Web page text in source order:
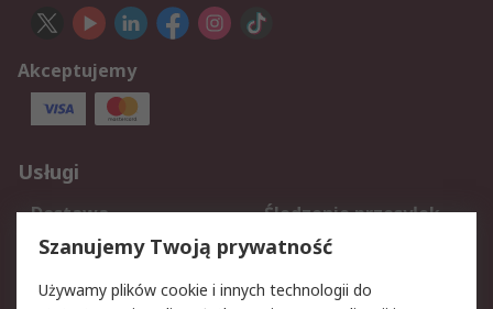
Akceptujemy
Usługi
Dostawa
Śledzenie przesyłek
Reklamacje i zwroty
Rejestracja
Szanujemy Twoją prywatność
Używamy plików cookie i innych technologii do